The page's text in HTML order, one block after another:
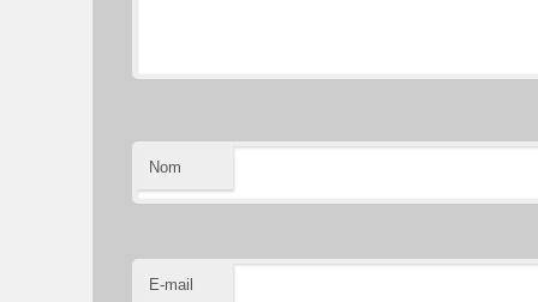
Nom
E-mail